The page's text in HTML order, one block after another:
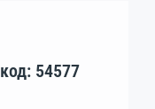
Помещение, пл. 40 кв.м., код: 54577